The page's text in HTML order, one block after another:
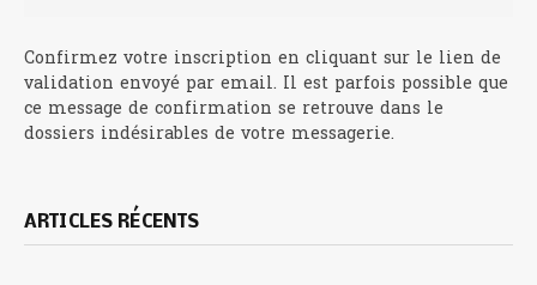
Confirmez votre inscription en cliquant sur le lien de
validation envoyé par email. Il est parfois possible que
ce message de confirmation se retrouve dans le
dossiers indésirables de votre messagerie.
ARTICLES RÉCENTS